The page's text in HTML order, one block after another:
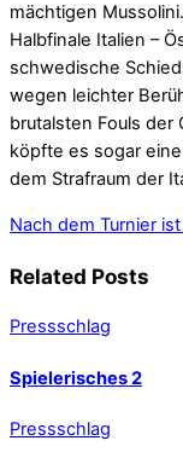
mächtigen
Halbfinale Italien –
schwedische
wegen leichter
brutalsten Fouls der
köpfte es sogar
dem Strafraum der
Nach dem Turnier
Related Posts
Pressschlag
Spielerisches 2
Pressschlag